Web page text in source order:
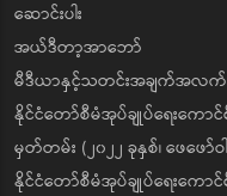
ဆောင်းပါး
အယ်ဒီတာ့အာဘော်
မီဒီယာနှင့်သတင်းအချက်အလ
နိုင်ငံတော်စီမံအုပ်ချုပ်ရေးကေ
မှတ်တမ်း (၂၀၂၂ ခုနှစ်၊ ဖေဖော်
နိုင်ငံတော်စီမံအုပ်ချုပ်ရေးကေ